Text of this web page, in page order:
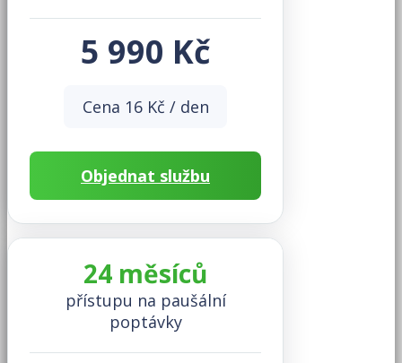
5 990 Kč
Cena 16 Kč / den
Objednat službu
24 měsíců
přístupu na paušální
poptávky